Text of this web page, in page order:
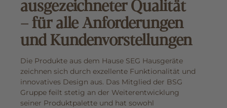
ausgezeichneter Qualität
– für alle Anforderungen
und Kundenvorstellungen
Die Produkte aus dem Hause SEG Hausgeräte
zeichnen sich durch exzellente Funktionalität und
innovatives Design aus. Das Mitglied der BSG
Gruppe feilt stetig an der Weiterentwicklung
seiner Produktpalette und hat sowohl